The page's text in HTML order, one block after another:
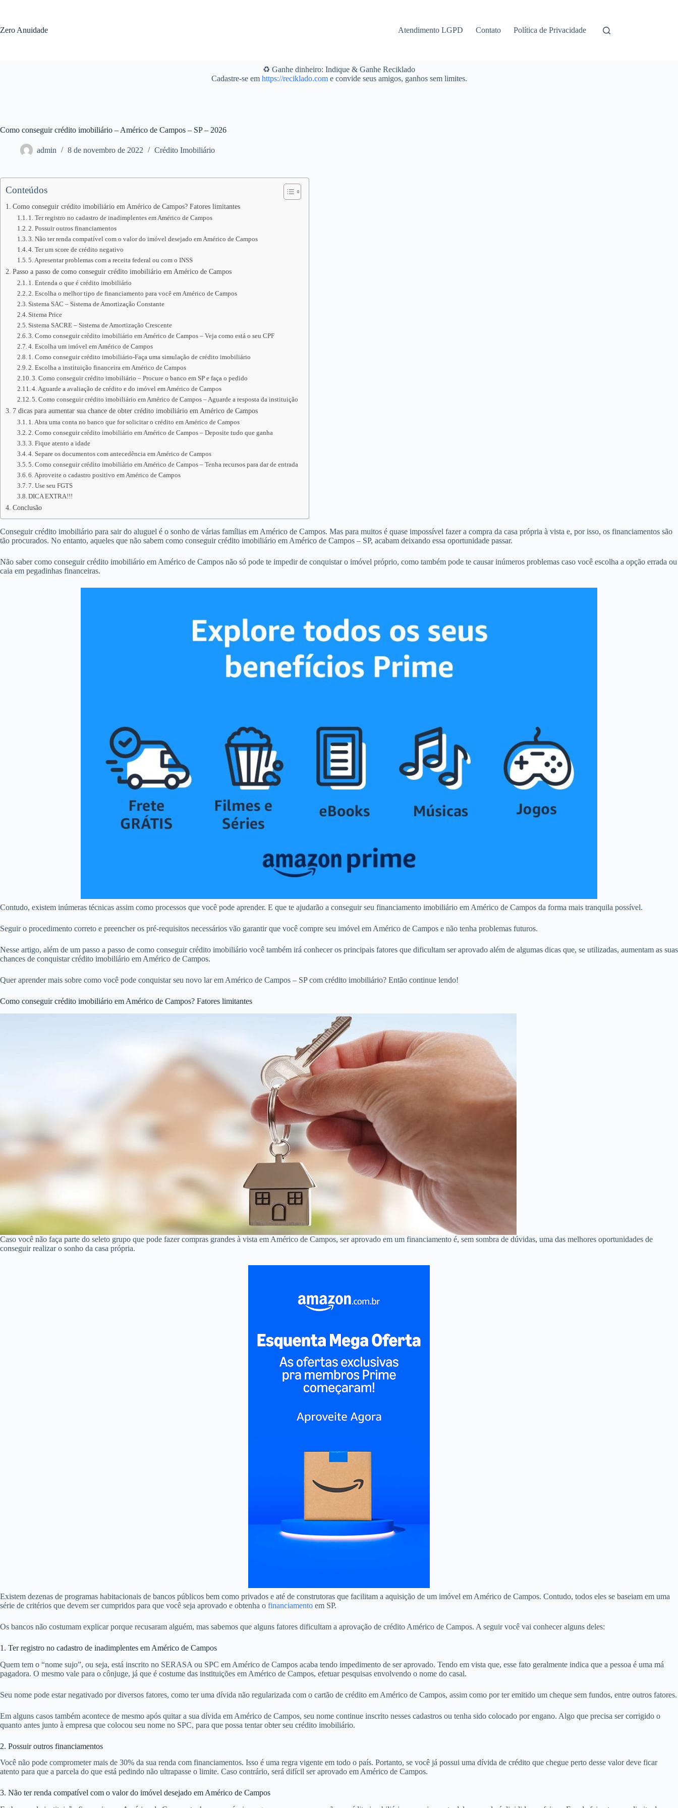
conteúdo
Zero Anuidade Atendimento LGPD Contato Política de Privacidade
♻️ Ganhe dinheiro: Indique & Ganhe Reciklado
Cadastre-se em https://reciklado.come convide seus amigos, ganhos sem limites.
Como conseguir crédito imobiliário – Américo de Campos – SP – 2026
admin 8 de novembro de 2022 Crédito Imobiliário
Conteúdos
Como conseguir crédito imobiliário em Américo de Campos? Fatores limitantes
1. Ter registro no cadastro de inadimplentes em Américo de Campos
2. Possuir outros financiamentos
3. Não ter renda compatível com o valor do imóvel desejado em Américo de Campos
4. Ter um score de crédito negativo
5. Apresentar problemas com a receita federal ou com o INSS
Passo a passo de como conseguir crédito imobiliário em Américo de Campos
1. Entenda o que é crédito imobiliário
2. Escolha o melhor tipo de financiamento para você em Américo de Campos
Sistema SAC – Sistema de Amortização Constante
Sitema Price
Sistema SACRE – Sistema de Amortização Crescente
3. Como conseguir crédito imobiliário em Américo de Campos – Veja como está o seu CPF
4. Escolha um imóvel em Américo de Campos
1. Como conseguir crédito imobiliário-Faça uma simulação de crédito imobiliário
2. Escolha a instituição financeira em Américo de Campos
3. Como conseguir crédito imobiliário – Procure o banco em SP e faça o pedido
4. Aguarde a avaliação de crédito e do imóvel em Américo de Campos
5. Como conseguir crédito imobiliário em Américo de Campos – Aguarde a resposta da instituição
7 dicas para aumentar sua chance de obter crédito imobiliário em Américo de Campos
1. Abra uma conta no banco que for solicitar o crédito em Américo de Campos
2. Como conseguir crédito imobiliário em Américo de Campos – Deposite tudo que ganha
3. Fique atento a idade
4. Separe os documentos com antecedência em Américo de Campos
5. Como conseguir crédito imobiliário em Américo de Campos – Tenha recursos para dar de entrada
6. Aproveite o cadastro positivo em Américo de Campos
7. Use seu FGTS
DICA EXTRA!!!
Conclusão
Conseguir crédito imobiliário para sair do aluguel é o sonho de várias famílias em Américo de Campos. Mas para muitos é quase impossível fazer a compra da casa própria à vista e, por isso, os financiamentos são
tão procurados. No entanto, aqueles que não sabem como conseguir crédito imobiliário em Américo de Campos – SP, acabam deixando essa oportunidade passar.
Não saber como conseguir crédito imobiliário em Américo de Campos não só pode te impedir de conquistar o imóvel próprio, como também pode te causar inúmeros problemas caso você escolha a opção errada ou
caia em pegadinhas financeiras.
Contudo, existem inúmeras técnicas assim como processos que você pode aprender. E que te ajudarão a conseguir seu financiamento imobiliário em Américo de Campos da forma mais tranquila possível.
Seguir o procedimento correto e preencher os pré-requisitos necessários vão garantir que você compre seu imóvel em Américo de Campos e não tenha problemas futuros.
Nesse artigo, além de um passo a passo de como conseguir crédito imobiliário você também irá conhecer os principais fatores que dificultam ser aprovado além de algumas dicas que, se utilizadas, aumentam as suas
chances de conquistar crédito imobiliário em Américo de Campos.
Quer aprender mais sobre como você pode conquistar seu novo lar em Américo de Campos – SP com crédito imobiliário? Então continue lendo!
Como conseguir crédito imobiliário em Américo de Campos? Fatores limitantes
Caso você não faça parte do seleto grupo que pode fazer compras grandes à vista em Américo de Campos, ser aprovado em um financiamento é, sem sombra de dúvidas, uma das melhores oportunidades de
conseguir realizar o sonho da casa própria.
Existem dezenas de programas habitacionais de bancos públicos bem como privados e até de construtoras que facilitam a aquisição de um imóvel em Américo de Campos. Contudo, todos eles se baseiam em uma
série de critérios que devem ser cumpridos para que você seja aprovado e obtenha o financiamento em SP.
Os bancos não costumam explicar porque recusaram alguém, mas sabemos que alguns fatores dificultam a aprovação de crédito Américo de Campos. A seguir você vai conhecer alguns deles:
1. Ter registro no cadastro de inadimplentes em Américo de Campos
Quem tem o “nome sujo”, ou seja, está inscrito no SERASA ou SPC em Américo de Campos acaba tendo impedimento de ser aprovado. Tendo em vista que, esse fato geralmente indica que a pessoa é uma má
pagadora. O mesmo vale para o cônjuge, já que é costume das instituições em Américo de Campos, efetuar pesquisas envolvendo o nome do casal.
Seu nome pode estar negativado por diversos fatores, como ter uma dívida não regularizada com o cartão de crédito em Américo de Campos, assim como por ter emitido um cheque sem fundos, entre outros fatores.
Em alguns casos também acontece de mesmo após quitar a sua dívida em Américo de Campos, seu nome continue inscrito nesses cadastros ou tenha sido colocado por engano. Algo que precisa ser corrigido o
quanto antes junto à empresa que colocou seu nome no SPC, para que possa tentar obter seu crédito imobiliário.
2. Possuir outros financiamentos
Você não pode comprometer mais de 30% da sua renda com financiamentos. Isso é uma regra vigente em todo o país. Portanto, se você já possui uma dívida de crédito que chegue perto desse valor deve ficar
atento para que a parcela do que está pedindo não ultrapasse o limite. Caso contrário, será difícil ser aprovado em Américo de Campos.
3. Não ter renda compatível com o valor do imóvel desejado em Américo de Campos